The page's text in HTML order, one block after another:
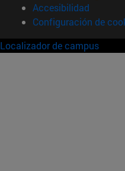
Accesibilidad
Configuración de
Localizador de campus